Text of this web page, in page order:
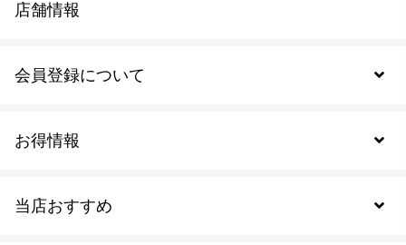
当店おすすめ
お得情報
会員登録について
会員規約について
店舗情報